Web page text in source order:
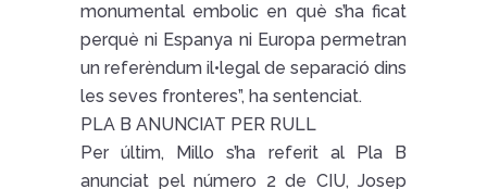
monumental embolic en què s’ha ficat
perquè ni Espanya ni Europa permetran
un referèndum il•legal de separació dins
les seves fronteres”, ha sentenciat.
PLA B ANUNCIAT PER RULL
Per últim, Millo s’ha referit al Pla B
anunciat pel número 2 de CIU, Josep